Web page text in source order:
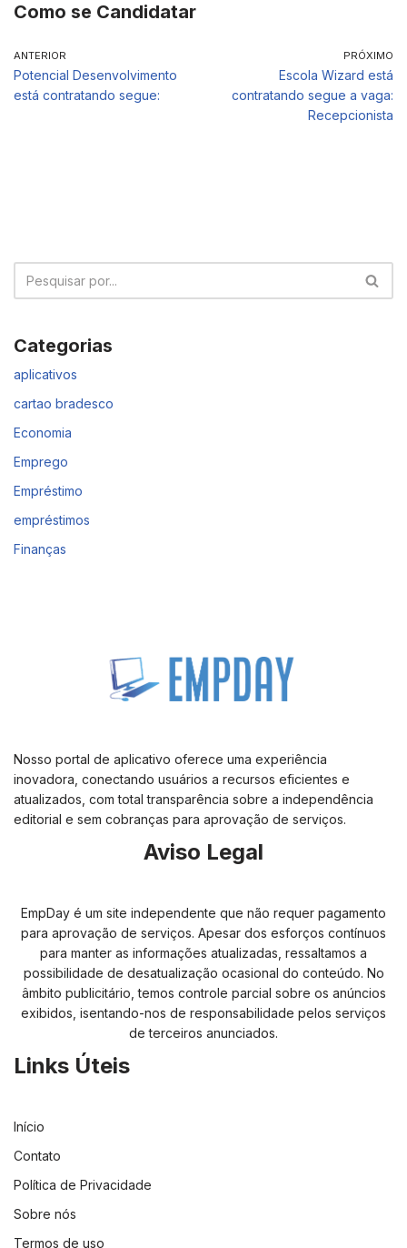
Como se Candidatar
ANTERIOR
Potencial Desenvolvimento
está contratando segue:
PRÓXIMO
Escola Wizard está
contratando segue a vaga:
Recepcionista
Categorias
aplicativos
cartao bradesco
Economia
Emprego
Empréstimo
empréstimos
Finanças
Nosso portal de aplicativo oferece uma experiência
inovadora, conectando usuários a recursos eficientes e
atualizados, com total transparência sobre a independência
editorial e sem cobranças para aprovação de serviços.
Aviso Legal
EmpDay é um site independente que não requer pagamento
para aprovação de serviços. Apesar dos esforços contínuos
para manter as informações atualizadas, ressaltamos a
possibilidade de desatualização ocasional do conteúdo. No
âmbito publicitário, temos controle parcial sobre os anúncios
exibidos, isentando-nos de responsabilidade pelos serviços
de terceiros anunciados.
Links Úteis
Início
Contato
Política de Privacidade
Sobre nós
Termos de uso